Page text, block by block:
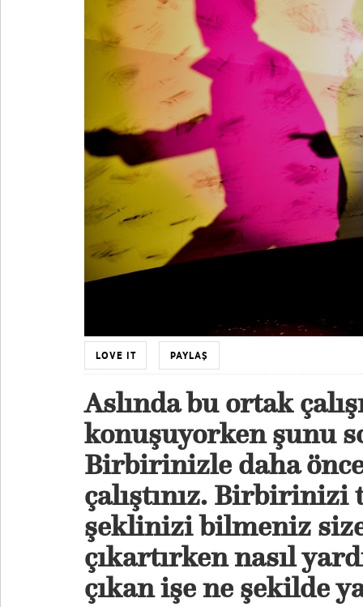
LOVE IT PAYLAŞ
Aslında bu ortak
konuşuyorken şunu
Birbirinizle daha
çalıştınız. Birbirinizi
şeklinizi bilmeniz
çıkartırken nasıl
çıkan işe ne şekilde